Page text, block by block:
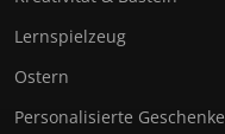
Lernspielzeug
Ostern
Personalisierte Geschenke